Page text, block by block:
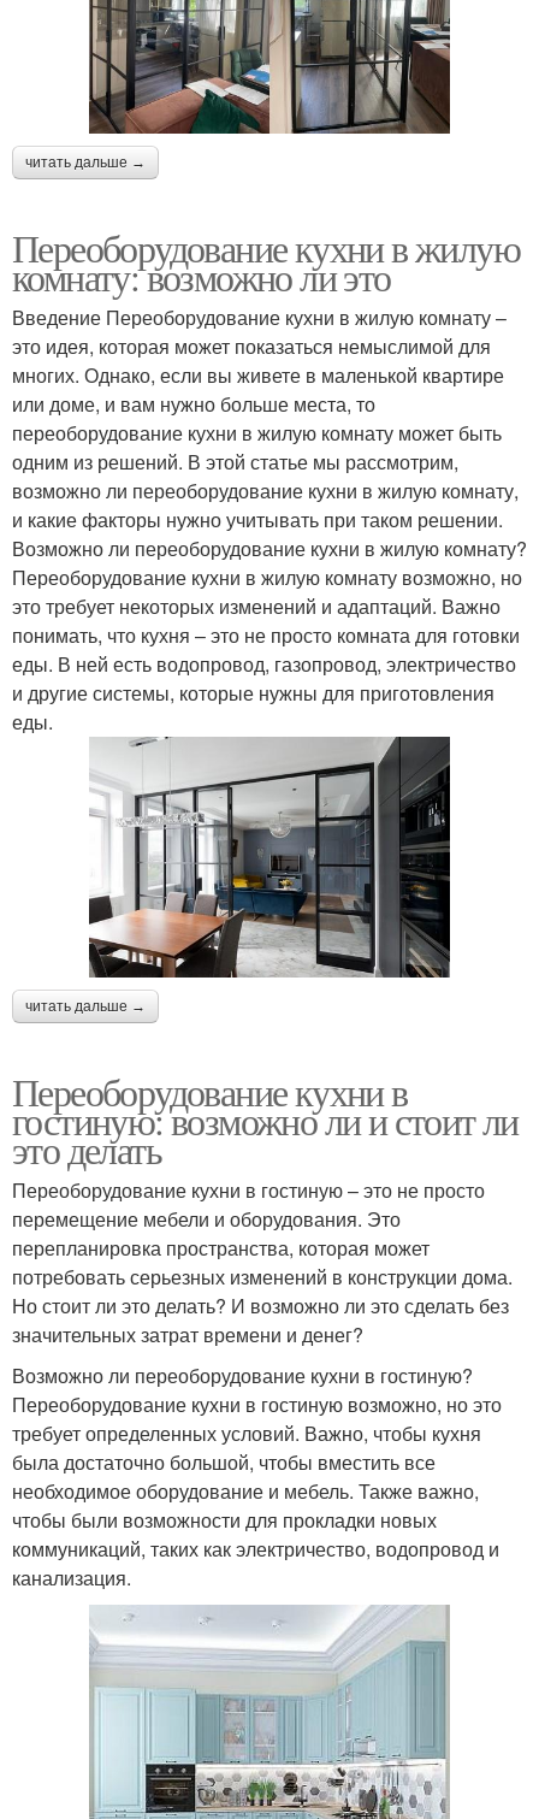
читать дальше →
Переоборудование кухни в жилую
комнату: возможно ли это
Введение Переоборудование кухни в жилую комнату –
это идея, которая может показаться немыслимой для
многих. Однако, если вы живете в маленькой квартире
или доме, и вам нужно больше места, то
переоборудование кухни в жилую комнату может быть
одним из решений. В этой статье мы рассмотрим,
возможно ли переоборудование кухни в жилую комнату,
и какие факторы нужно учитывать при таком решении.
Возможно ли переоборудование кухни в жилую комнату?
Переоборудование кухни в жилую комнату возможно, но
это требует некоторых изменений и адаптаций. Важно
понимать, что кухня – это не просто комната для готовки
еды. В ней есть водопровод, газопровод, электричество
и другие системы, которые нужны для приготовления
еды.
читать дальше →
Переоборудование кухни в
гостиную: возможно ли и стоит ли
это делать
Переоборудование кухни в гостиную – это не просто
перемещение мебели и оборудования. Это
перепланировка пространства, которая может
потребовать серьезных изменений в конструкции дома.
Но стоит ли это делать? И возможно ли это сделать без
значительных затрат времени и денег?
Возможно ли переоборудование кухни в гостиную?
Переоборудование кухни в гостиную возможно, но это
требует определенных условий. Важно, чтобы кухня
была достаточно большой, чтобы вместить все
необходимое оборудование и мебель. Также важно,
чтобы были возможности для прокладки новых
коммуникаций, таких как электричество, водопровод и
канализация.